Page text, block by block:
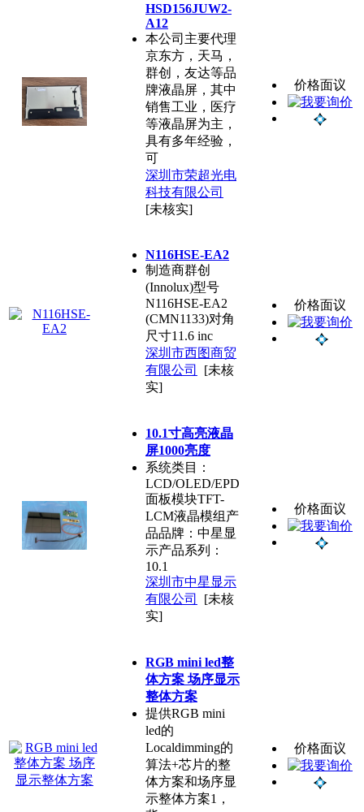
HSD156JUW2-
A12
本公司主要代理
京东方，天马，
群创，友达等品
牌液晶屏，其中
销售工业，医疗
等液晶屏为主，
具有多年经验，
可
深圳市荣超光电
科技有限公司
[未核实]
价格面议
N116HSE-EA2
制造商群创
(Innolux)型号
N116HSE-EA2
(CMN1133)对角
尺寸11.6 inc
深圳市西图商贸
有限公司
[未核
实]
价格面议
10.1寸高亮液晶
屏1000亮度
系统类目：
LCD/OLED/EPD
面板模块TFT-
LCM液晶模组产
品品牌：中星显
示产品系列：
10.1
深圳市中星显示
有限公司
[未核
实]
价格面议
RGB mini led整
体方案 场序显示
整体方案
提供RGB mini
led的
Localdimming的
算法+芯片的整
体方案和场序显
示整体方案1，
价格面议